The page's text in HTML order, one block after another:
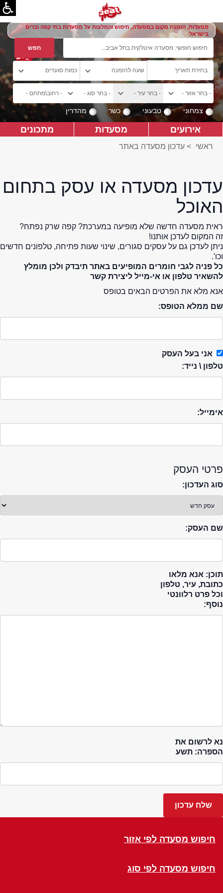
מסעדות, הזמנת מקום במסעדה, חיפוש והמלצות על מסעדות בתי קפה וברים
בישראל
צמחוני טבעוני כשר מהדרין
אירועים מסעדות מתכונים
ראשי > עדכון מסעדה באתר
עדכון מסעדה או עסק בתחום
האוכל
ראית מסעדה חדשה שלא מופיעה במערכת? קפה שרק נפתח?
זה המקום לעדכן אותנו!
ניתן לעדכן גם על עסקים סגורים, שינוי שעות פתיחה, טלפונים חדשים
וכו'.
כל פניה לגבי חומרים המופיעים באתר תיבדק ולכן מומלץ
להשאיר טלפון או אי-מייל ליצירת קשר
אנא מלא את הפרטים הבאים בטופס
שם ממלא הטופס:
אני בעל העסק
טלפון \ נייד:
אימייל:
פרטי העסק
סוג העדכון:
שם העסק:
תוכן: אנא מלאו
כתובת, עיר, טלפון
וכל פרט רלוונטי
נוסף:
נא לרשום את
הספרה: תשע
חיפוש מסעדה לפי אזור
חיפוש מסעדה לפי סוג